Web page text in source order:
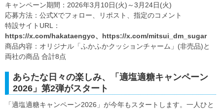
キャンペーン期間：2026年3月10日(火)～3月24日(火)
応募方法：公式Xでフォロー、リポスト、指定のコメント
特設サイトURL：
https://x.com/hakataengyo、https://x.com/mitsui_dm_sugar
商品内容：オリジナル「ふかふかクッションチャーム」(非売品)と
両社の商品 合計8点
あらたな日々の楽しみ、「適塩適糖キャンペーン
2026」第2弾がスタート
「適塩適糖キャンペーン2026」が今年もスタートします。一人ひと